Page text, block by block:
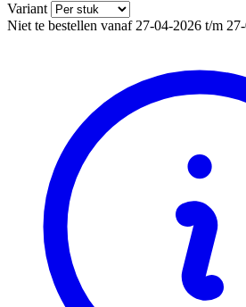
Variant
Niet te bestellen vanaf 27-04-2026 t/m